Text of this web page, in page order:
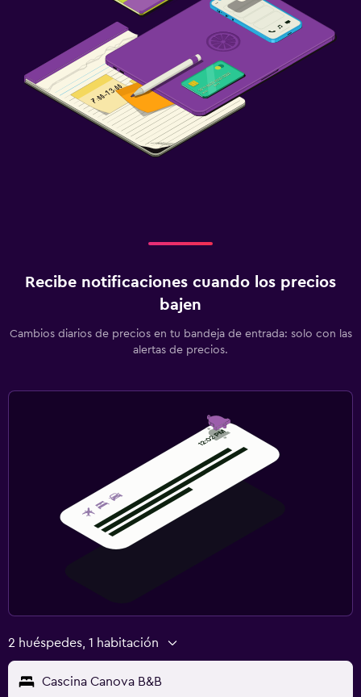
Recibe notificaciones cuando los precios
bajen
Cambios diarios de precios en tu bandeja de entrada: solo con las
alertas de precios.
2 huéspedes, 1 habitación
Cascina Canova B&B